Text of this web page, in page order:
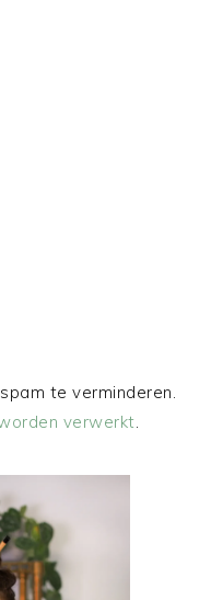
te verminderen.
verwerkt.